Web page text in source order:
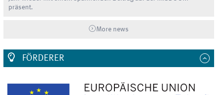
präsent.
More news
FÖRDERER